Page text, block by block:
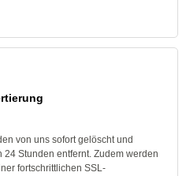
von uns sofort gelöscht und
Stunden entfernt. Zudem werden
fortschrittlichen SSL-